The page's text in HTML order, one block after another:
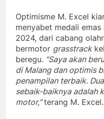
Optimisme M. Excel
menyabet medali emas
2024, dari cabang
bermotor grasstrack
beregu. “Saya akan
di Malang dan optimis
penampilan terbaik.
sebaik-baiknya adalah
motor,”terang M. Excel.